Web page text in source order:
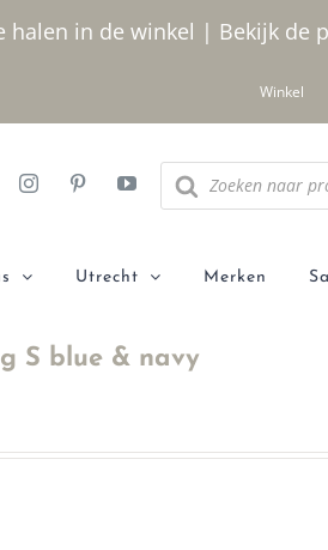
in de winkel | Bekijk de
Winkel
Producten
zoeken
Utrecht Merken
S blue & navy